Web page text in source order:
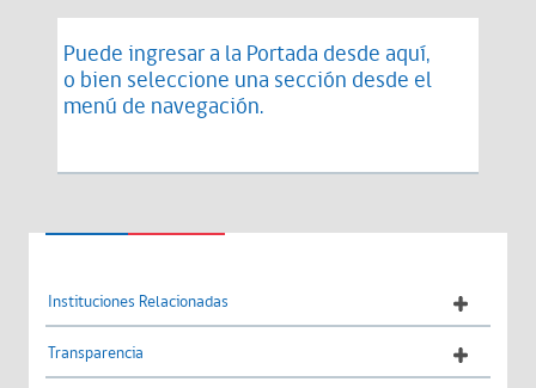
Puede ingresar a la Portada desde aquí,
o bien seleccione una sección desde el
menú de navegación.
Instituciones Relacionadas
Transparencia